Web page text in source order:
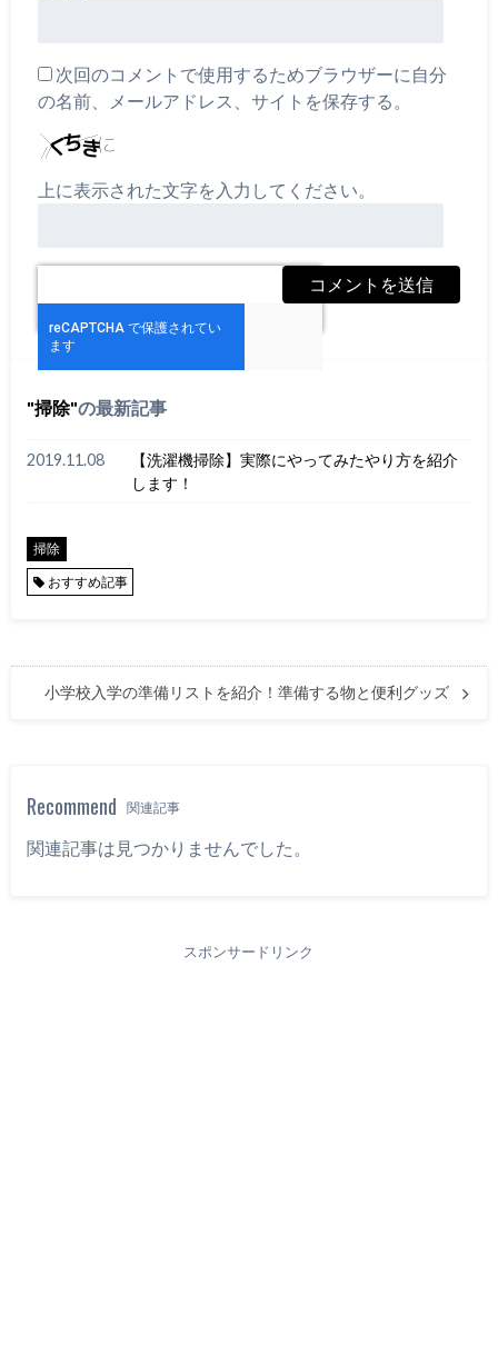
次回のコメントで使用するためブラウザーに自分
の名前、メールアドレス、サイトを保存する。
上に表示された文字を入力してください。
掃除 の最新記事
2019.11.08
【洗濯機掃除】実際にやってみたやり方を紹介
します！
掃除
おすすめ記事
小学校入学の準備リストを紹介！準備する物と便利グッズ
Recommend 関連記事
関連記事は見つかりませんでした。
スポンサードリンク